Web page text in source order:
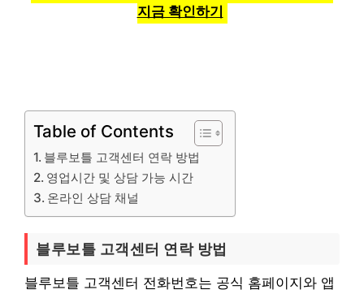
지금 확인하기
Table of Contents
블루보틀 고객센터 연락 방법
영업시간 및 상담 가능 시간
온라인 상담 채널
블루보틀 고객센터 연락 방법
블루보틀 고객센터 전화번호는 공식 홈페이지와 앱